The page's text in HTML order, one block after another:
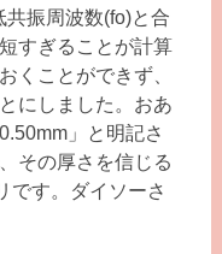
振周波数(fo)と合
すぎることが計算
くことができず、
にしました。おあ
」と明記さ
その厚さを信じる
です。ダイソーさ